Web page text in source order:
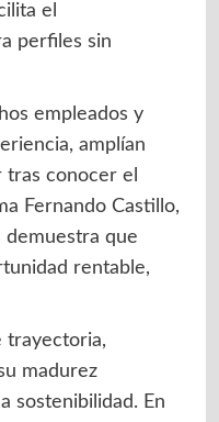
el
perfiles sin
empleados y
amplían
conocer el
Fernando Castillo,
demuestra que
rentable,
trayectoria,
madurez
sostenibilidad. En